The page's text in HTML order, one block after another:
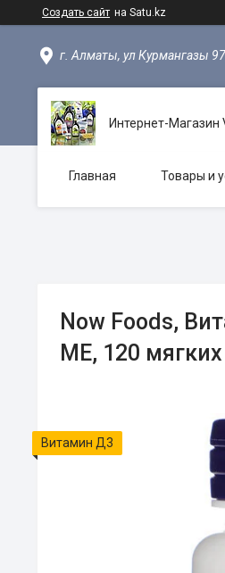
Создать сайт на Satu.kz
г. Алматы, ул Курмангазы
Интернет-Магазин
Главная Товары и
Now Foods,
МЕ, 120
Витамин Д3